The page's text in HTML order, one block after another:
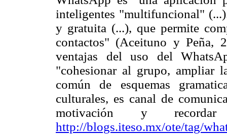
inteligentes "multifuncional"
y gratuita (...), que permite
contactos" (Aceituno y Peña,
ventajas del uso del
"cohesionar al grupo, ampliar
común de esquemas
culturales, es canal de
motivación y recordar
http://blogs.iteso.mx/ote/tag/